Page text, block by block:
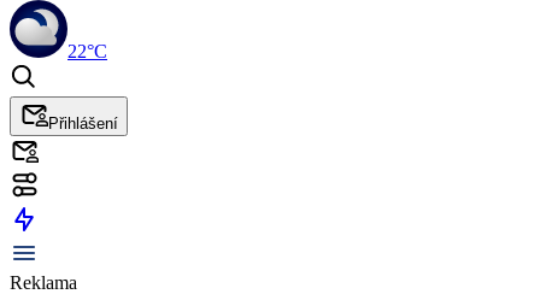
22°C
Přihlášení
Reklama